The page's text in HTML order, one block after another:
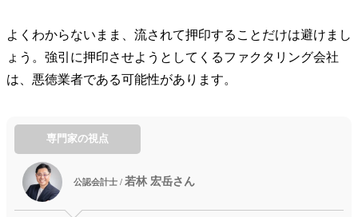
よくわからないまま、流されて押印することだけは避けまし
ょう。強引に押印させようとしてくるファクタリング会社
は、悪徳業者である可能性があります。
専門家の視点
公認会計士 / 若林 宏岳さん